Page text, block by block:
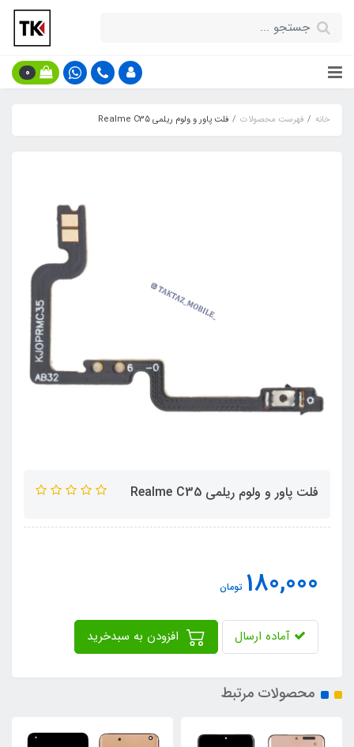
0
خانه فهرست محصولات فلت پاور و ولوم ریلمی Realme C35
فلت پاور و ولوم ریلمی Realme C35
180,000 تومان
آماده ارسال
محصولات مرتبط